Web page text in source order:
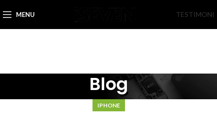
MENU TESTIMONI
Blog
IPHONE